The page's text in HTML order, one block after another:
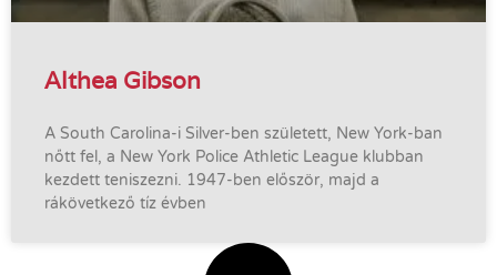
Althea Gibson
A South Carolina-i Silver-ben született, New York-ban
nőtt fel, a New York Police Athletic League klubban
kezdett teniszezni. 1947-ben először, majd a
rákövetkező tíz évben